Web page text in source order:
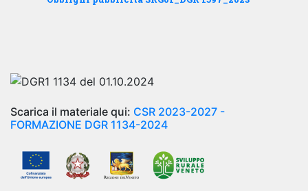
Scarica il materiale qui: CSR 2023-2027 -
FORMAZIONE DGR 1134-2024